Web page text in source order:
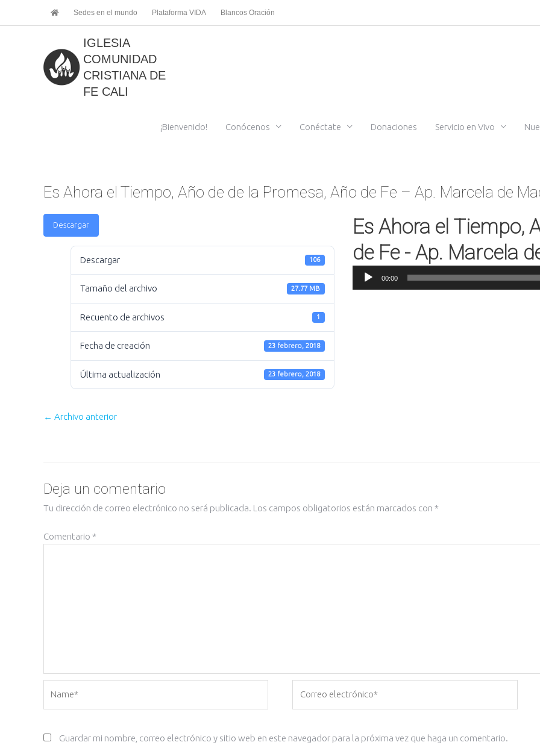
Sedes en el mundo Plataforma VIDA Blancos Oración
IGLESIA
COMUNIDAD
CRISTIANA DE
FE CALI
¡Bienvenido! Conócenos Conéctate Donaciones Servicio en Vivo
Es Ahora el Tiempo, Año de de la Promesa, Año de Fe – Ap. Marcela de
Descargar
Descargar 106
Tamaño del archivo 27.77 MB
Recuento de archivos 1
Fecha de creación 23 febrero, 2018
Última actualización 23 febrero, 2018
Es Ahora el Tiempo,
de Fe - Ap. Marcela
Reproductor
00:00
← Archivo anterior
Deja un comentario
Tu dirección de correo electrónico no será publicada. Los campos obligatorios están marcados con *
Comentario *
electrónico*
Guardar mi nombre, correo electrónico y sitio web en este navegador para la próxima vez que haga un comentario.